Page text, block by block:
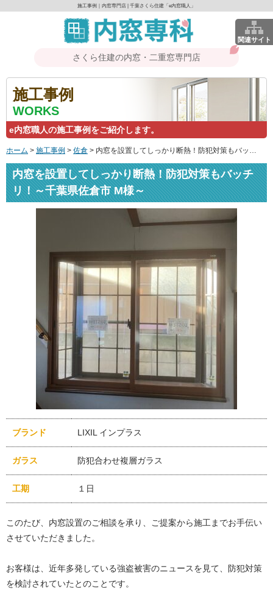
関連サイト
施工事例｜内窓専門店 | 千葉さくら住建「e内窓職人」
さくら住建の内窓・二重窓専門店
施工事例
WORKS
e内窓職人の施工事例をご紹介します。
ホーム > 施工事例 > 佐倉 > 内窓を設置してしっかり断熱！防犯対策もバッチリ！～千葉県佐倉市 M様～
内窓を設置してしっかり断熱！防犯対策もバッチ
リ！～千葉県佐倉市 M様～
ブランド LIXIL インプラス
ガラス 防犯合わせ複層ガラス
工期 １日
このたび、内窓設置のご相談を承り、ご提案から施工までお手伝い
させていただきました。
お客様は、近年多発している強盗被害のニュースを見て、防犯対策
を検討されていたとのことです。